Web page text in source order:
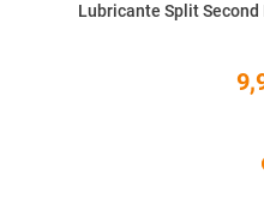
Lubricante Split Second